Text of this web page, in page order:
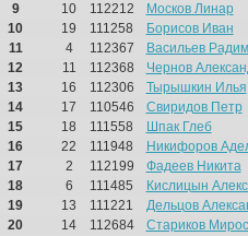
9
10 112212
Москов Линар
10
19 111258
Борисов Иван
11
4 112367
Васильев Радим
12
11 112368
Чернов
13
16 112306
Тырышкин Илья
14
17 110546
Свиридов Петр
15
18 111558
Шпак Глеб
16
22 111948
Никифоров
17
2 112199
Фадеев Никита
18
6 111485
Кислицын
19
13 111221
Дельцов
20
14 112684
Стариков